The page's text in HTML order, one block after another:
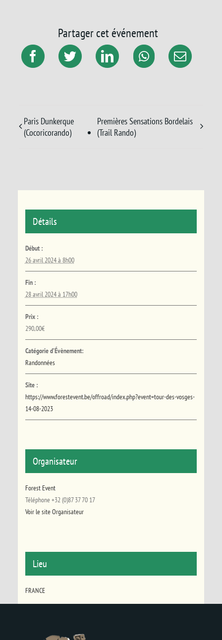
Partager cet événement
Paris Dunkerque
(Cocoricorando)
Premières Sensations Bordelais
(Trail Rando)
Détails
Début :
26 avril 2024 à 8h00
Fin :
28 avril 2024 à 17h00
Prix :
290,00€
Catégorie d’Évènement:
Randonnées
Site :
https://www.forestevent.be/offroad/index.php?event=tour-des-vosges-
14-08-2023
Organisateur
Forest Event
Téléphone +32 (0)87 37 70 17
Voir le site Organisateur
Lieu
FRANCE